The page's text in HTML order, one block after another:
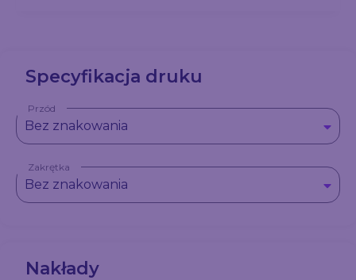
Specyfikacja druku
Przód
Bez znakowania
Zakrętka
Bez znakowania
Nakłady